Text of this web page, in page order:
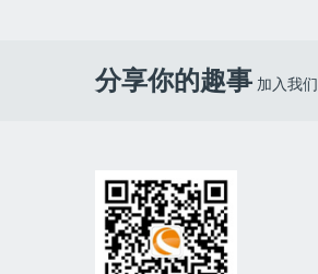
分享你的趣事 加入我